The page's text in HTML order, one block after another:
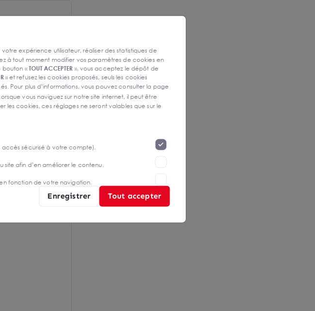
expérience utilisateur, réaliser des statistiques de
à tout moment modifier vos paramètres de cookies en
bouton «TOUT ACCEPTER », vous acceptez le dépôt de
» et refusez les cookies proposés, seuls les cookies
Pour plus d’informations, vous pouvez consulter la page
vous naviguez sur notre site internet, il peut être
les cookies, ces réglages ne seront valables que sur le
sécurisé à votre compte).
afin d’en améliorer le contenu.
fonction de votre navigation.
Enregistrer Tout accepter